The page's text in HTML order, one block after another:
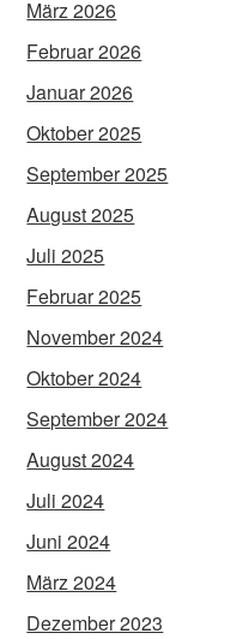
März 2026
Februar 2026
Januar 2026
Oktober 2025
September 2025
August 2025
Juli 2025
Februar 2025
November 2024
Oktober 2024
September 2024
August 2024
Juli 2024
Juni 2024
März 2024
Dezember 2023